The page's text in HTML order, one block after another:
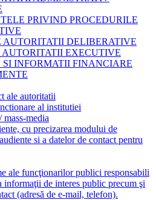
PRIVIND PROCEDURILE
AUTORITATII DELIBERATIVE
EXECUTIVE
SI INFORMATII FINANCIARE
ale autoritatii
al institutiei
mass-media
cu precizarea modului de
si a datelor de contact pentru
ale funcţionarilor publici responsabili
informaţii de interes public precum şi
(adresă de e-mail, telefon).